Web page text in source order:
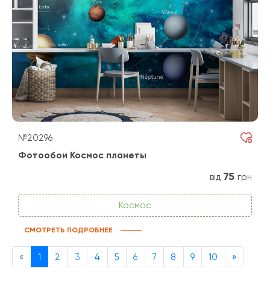
№20296
Фотообои Космос планеты
від 75 грн
Космос
СМОТРЕТЬ ПОДРОБНЕЕ
« Previous
1 2 3 4 5 6 7 8 9 10 »Next